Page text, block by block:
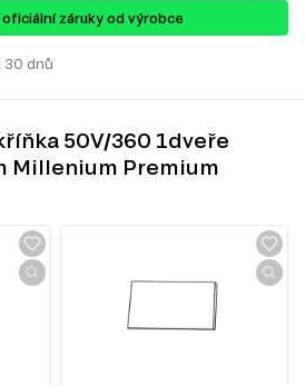
záruky od výrobce
30 dnů
50V/360 1dveře
Millenium Premium